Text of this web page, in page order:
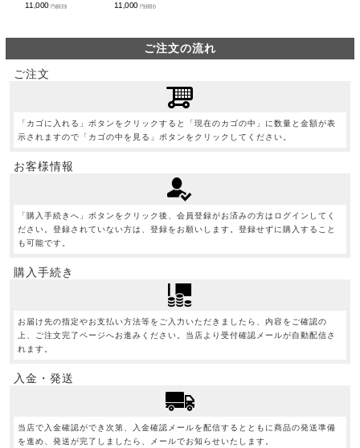
11,000円(税別)
11,000 円(税別)
ご注文の流れ
ご注文
「カゴに入れる」ボタンをクリックすると「現在のカゴの中」に数量と金額が表
示されますので「カゴの中を見る」ボタンをクリックしてください。
お客様情報
「購入手続きへ」ボタンをクリック後、会員登録がお済みの方はログインしてく
ださい。登録されていない方は、登録をお願いします。登録せずに購入すること
も可能です。
購入手続き
お届け先の指定やお支払い方法等をご入力いただきましたら、内容をご確認の
上、ご注文完了ページへお進みください。当店より受付確認メールが自動配信さ
れます。
入金・発送
当店で入金確認ができ次第、入金確認メールを配信するとともに商品の発送準備
を進め、発送が完了しましたら、メールでお知らせいたします。